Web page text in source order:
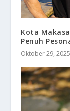
Kota
Penuh
Oktober 29, 2025